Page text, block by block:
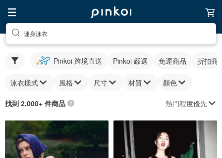
連身泳衣
Pinkoi 跨境直送 Pinkoi 嚴選 免運商品 折扣商
泳衣樣式 風格 尺寸 材質 顏色
找到 2,000+ 件商品 熱門程度優先